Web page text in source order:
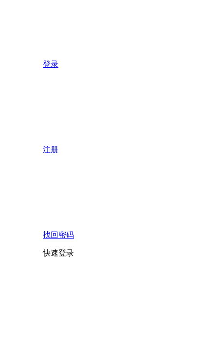
登录
注册
找回密码
快速登录